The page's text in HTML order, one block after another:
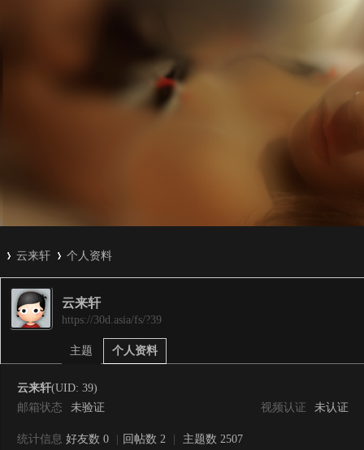
云来轩 个人资料
云来轩
https://30d.asia/fs/?39
主题 个人资料
云来轩(UID: 39)
邮箱状态
未验证 视频认证 未认证
统计信息 好友数 0 回帖数 2 主题数 2507